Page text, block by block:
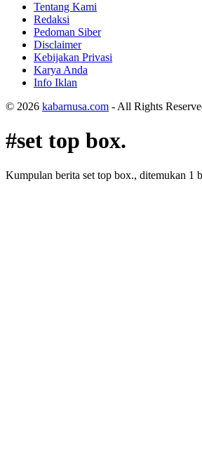
Tentang Kami
Redaksi
Pedoman Siber
Disclaimer
Kebijakan Privasi
Karya Anda
Info Iklan
© 2026 kabarnusa.com - All Rights
#set top box.
Kumpulan berita set top box., ditemukan 1